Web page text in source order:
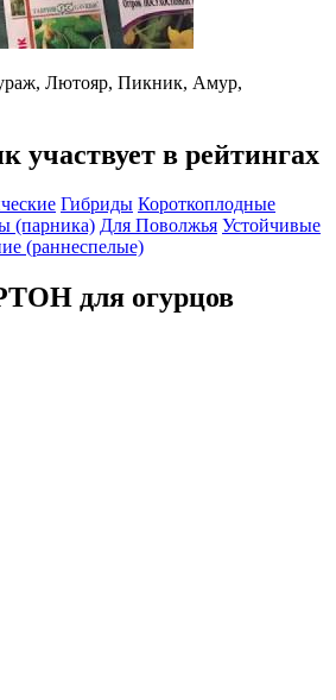
Лютояр, Пикник, Амур,
участвует в рейтингах
Гибриды Короткоплодные
(парника) Для Поволжья Устойчивые
(раннеспелые)
для огурцов